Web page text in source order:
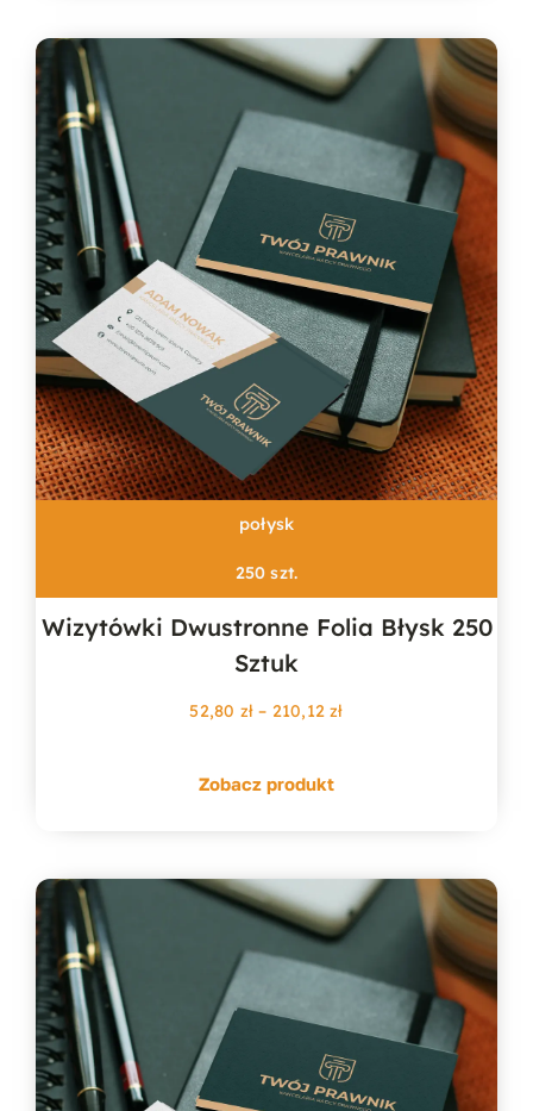
połysk
250 szt.
Wizytówki Dwustronne Folia Błysk 250
Sztuk
52,80 zł – 210,12złZakres
Zobacz produkt